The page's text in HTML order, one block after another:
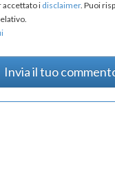
accettato i disclaimer. Puoi
Invia il tuo